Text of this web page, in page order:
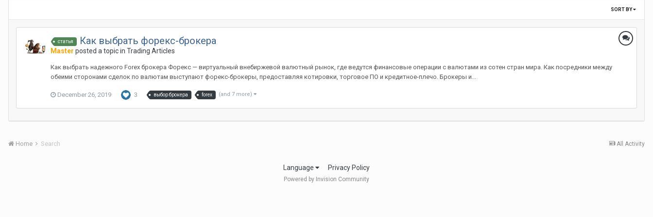
SORT BY
статья Как выбрать форекс-брокера
Master posted a topic in Trading Articles
Как выбрать надежного Forex брокера Форекс — виртуальный внебиржевой валютный рынок, где ведутся финансовые операции с валютами из сотен стран мира. Как посредники между
обеими сторонами сделок по валютам выступают форекс-брокеры, предоставляя котировки, торговое ПО и кредитное-плечо. Брокеры и...
December 26, 2019 3 выбор брокера forex (and 7 more)
All Activity
Home Search
Language Privacy Policy
Powered by Invision Community